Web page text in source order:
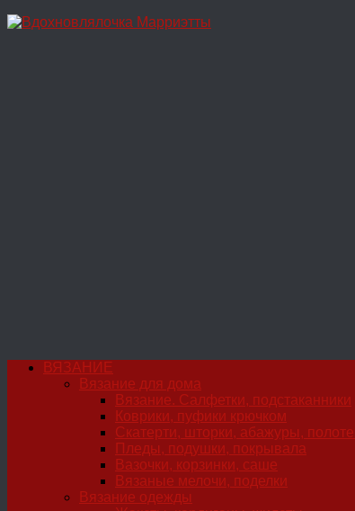
Перейти
ВЯЗАНИЕ
Вязание для дома
Вязание. Салфетки, подстаканники
Коврики, пуфики крючком
Скатерти, шторки, абажуры,
Пледы, подушки, покрывала
Вазочки, корзинки, саше
Вязаные мелочи, поделки
Вязание одежды